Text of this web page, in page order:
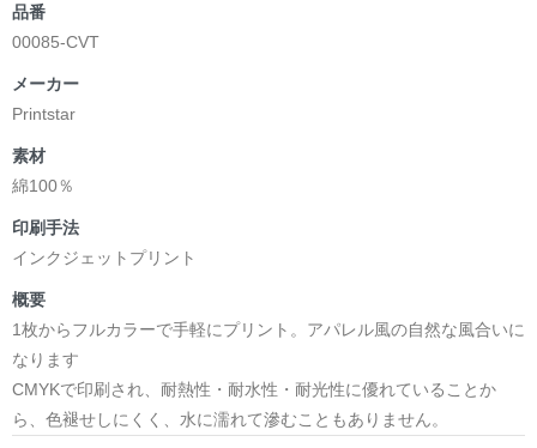
品番
00085-CVT
メーカー
Printstar
素材
綿100％
印刷手法
インクジェットプリント
概要
1枚からフルカラーで手軽にプリント。アパレル風の自然な風合いに
なります
CMYKで印刷され、耐熱性・耐水性・耐光性に優れていることか
ら、色褪せしにくく、水に濡れて滲むこともありません。